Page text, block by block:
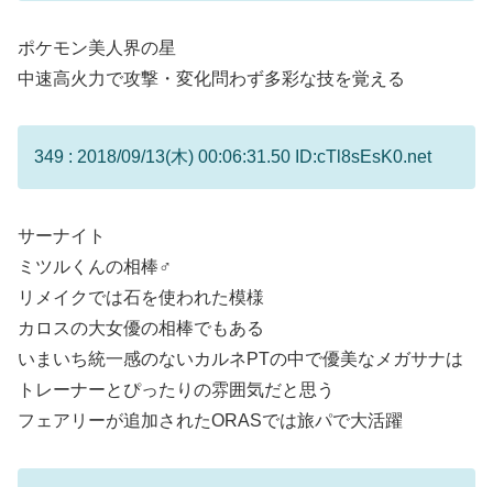
ポケモン美人界の星
中速高火力で攻撃・変化問わず多彩な技を覚える
349 : 2018/09/13(木) 00:06:31.50 ID:cTl8sEsK0.net
サーナイト
ミツルくんの相棒♂
リメイクでは石を使われた模様
カロスの大女優の相棒でもある
いまいち統一感のないカルネPTの中で優美なメガサナは
トレーナーとぴったりの雰囲気だと思う
フェアリーが追加されたORASでは旅パで大活躍